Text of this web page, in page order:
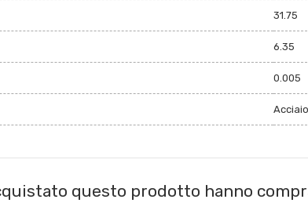
31.75
6.35
0.005
questo prodotto hanno